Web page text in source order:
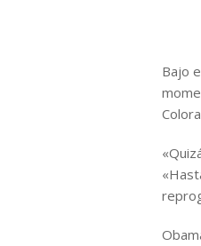
Bajo